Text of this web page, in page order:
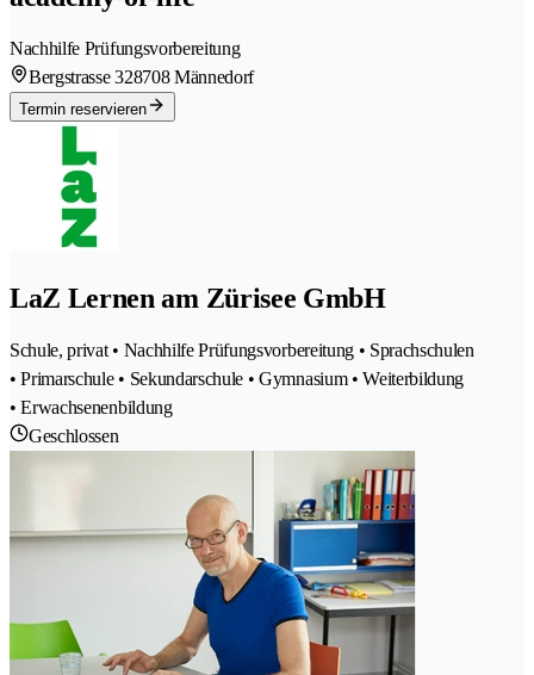
Nachhilfe Prüfungsvorbereitung
Bergstrasse 328708 Männedorf
Termin reservieren
LaZ Lernen am Zürisee GmbH
Schule, privat • Nachhilfe Prüfungsvorbereitung • Sprachschulen
• Primarschule • Sekundarschule • Gymnasium • Weiterbildung
• Erwachsenenbildung
Geschlossen